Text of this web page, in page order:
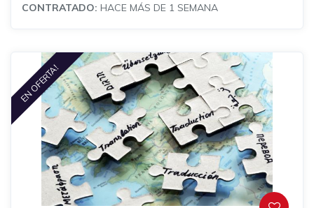
CONTRATADO: HACE MÁS DE 1 SEMANA
EN OFERTA!